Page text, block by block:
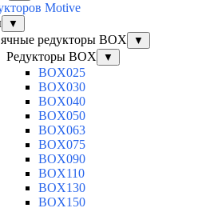
Motive
▼
редукторы BOX ▼
Редукторы BOX ▼
BOX025
BOX030
BOX040
BOX050
BOX063
BOX075
BOX090
BOX110
BOX130
BOX150